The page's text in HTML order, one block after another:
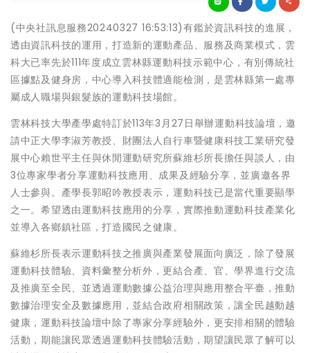
(中央社訊息服務20240327 16:53:13)有鑑於資訊科技的進展，
透由資訊科技的運用，打造新的運動產品、服務及商業模式，雲
科大已率先於111年度成立雲林縣運動科技示範中心，有別傳統社
區據點及健身房，中心導入科技體適能檢測，是雲林縣第一處專
屬成人職場與銀髮族的運動科技場館。
雲林科技大學產學處特訂於113年3月27日舉辦運動科技論壇，邀
請中正大學李淑芳教授、財團法人自行車暨健康科技工業研究發
展中心賴世平主任與休閒運動研究所蘇維杉所長擔任與談人，由
3位專家學者分享運動科技應用、成果及經驗分享，並廣邀各界
人士參與。產學長郭昭吟教授表示，運動科技已是當代重要顯學
之一。希望透由運動科技應用的分享，實際推動運動科技產業化
並導入各鄉鎮社區，打造國民之健康。
蘇維杉所長表示運動科技之推廣與產業發展面向廣泛，除了發展
運動科技體驗、資料彙整分析外，更結合產、官、學界進行交流
及推廣至全民、並透過運動數據公益治理與應用整合平臺，推動
數據治理安全及數據應用，並結合政府相關政策，讓全民越動越
健康，運動科技論壇中除了專家分享經驗外，更安排相關的體驗
活動，期能讓民眾透過運動科技體驗活動，期望讓民眾了解可以